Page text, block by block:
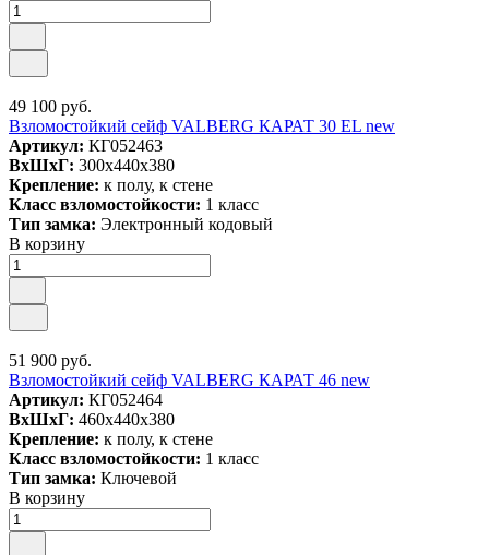
49 100 руб.
Взломостойкий сейф VALBERG КАРАТ 30 EL new
Артикул: КГ052463
ВxШxГ: 300x440x380
Крепление: к полу, к стене
Класс взломостойкости: 1 класс
Тип замка: Электронный кодовый
В корзину
51 900 руб.
Взломостойкий сейф VALBERG КАРАТ 46 new
Артикул: КГ052464
ВxШxГ: 460x440x380
Крепление: к полу, к стене
Класс взломостойкости: 1 класс
Тип замка: Ключевой
В корзину